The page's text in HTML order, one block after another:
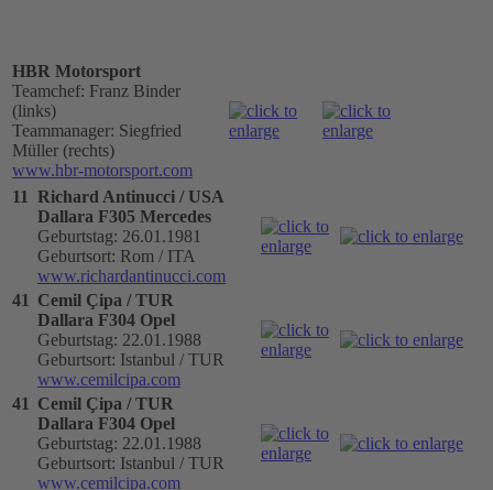
HBR Motorsport
Teamchef: Franz Binder
(links)
Teammanager: Siegfried
Müller (rechts)
www.hbr-motorsport.com
11 Richard Antinucci / USA
Dallara F305 Mercedes
Geburtstag: 26.01.1981
Geburtsort: Rom / ITA
www.richardantinucci.com
41 Cemil Çipa / TUR
Dallara F304 Opel
Geburtstag: 22.01.1988
Geburtsort: Istanbul / TUR
www.cemilcipa.com
41 Cemil Çipa / TUR
Dallara F304 Opel
Geburtstag: 22.01.1988
Geburtsort: Istanbul / TUR
www.cemilcipa.com